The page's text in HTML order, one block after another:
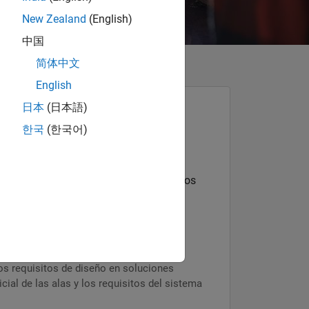
aéreos no tripulados y otros
de ingeniería, desarrollar modelos
requisitos de diseño en soluciones
de las alas y los requisitos del sistema
New Zealand (English)
中国
简体中文
English
日本 (日本語)
한국 (한국어)